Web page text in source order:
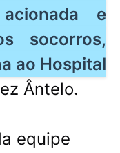
e
socorros,
ao Hospital
Ântelo.
equipe